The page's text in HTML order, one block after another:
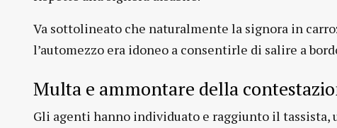
Va sottolineato che naturalmente la signora in
l’automezzo era idoneo a consentirle di salire a
Multa e ammontare della
Gli agenti hanno individuato e raggiunto il